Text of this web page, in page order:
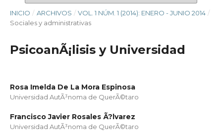
INICIO / ARCHIVOS / VOL. 1 NÚM. 1 (2014): ENERO - JUNIO 2014 /
Sociales y administrativas
PsicoanÃ¡lisis y Universidad
Rosa Imelda De La Mora Espinosa
Universidad AutÃ³noma de QuerÃ©taro
Francisco Javier Rosales Ã?lvarez
Universidad AutÃ³noma de QuerÃ©taro